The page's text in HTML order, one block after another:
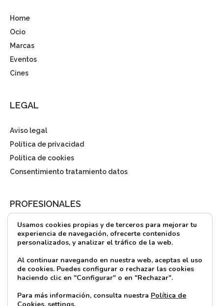
Home
Ocio
Marcas
Eventos
Cines
LEGAL
Aviso legal
Política de privacidad
Política de cookies
Consentimiento tratamiento datos
PROFESIONALES
¿Quieres alquilar?
Prensa
Directorio
CONTACTO
Usamos cookies propias y de terceros para mejorar tu
experiencia de navegación, ofrecerte contenidos
personalizados, y analizar el tráfico de la web.
Al continuar navegando en nuestra web, aceptas el uso
de cookies. Puedes configurar o rechazar las cookies
haciendo clic en "Configurar" o en "Rechazar".
Para más información, consulta nuestra Política de